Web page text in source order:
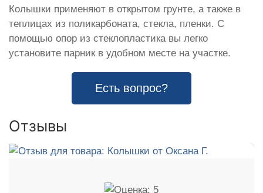
Колышки применяют в открытом грунте, а также в
теплицах из поликарбоната, стекла, пленки. С
помощью опор из стеклопластика вы легко
установите парник в удобном месте на участке.
Есть вопрос?
Отзывы